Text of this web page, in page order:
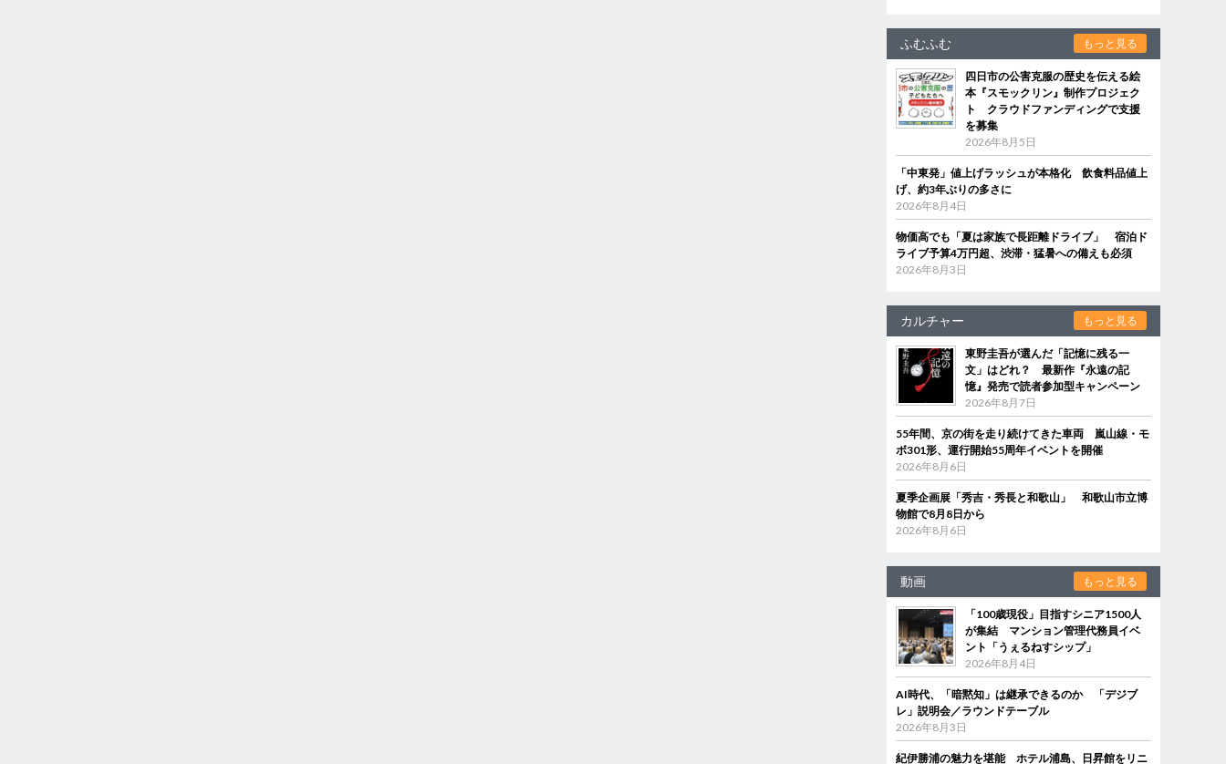
ふむふむ もっと見る
四日市の公害克服の歴史を伝える絵
本『スモックリン』制作プロジェク
ト クラウドファンディングで支援
を募集
2026年8月5日
「中東発」値上げラッシュが本格化 飲食料品値上
げ、約3年ぶりの多さに
2026年8月4日
物価高でも「夏は家族で長距離ドライブ」 宿泊ド
ライブ予算4万円超、渋滞・猛暑への備えも必須
2026年8月3日
カルチャー もっと見る
東野圭吾が選んだ「記憶に残る一
文」はどれ？ 最新作『永遠の記
憶』発売で読者参加型キャンペーン
2026年8月7日
55年間、京の街を走り続けてきた車両 嵐山線・モ
ボ301形、運行開始55周年イベントを開催
2026年8月6日
夏季企画展「秀吉・秀長と和歌山」 和歌山市立博
物館で8月8日から
2026年8月6日
動画 もっと見る
「100歳現役」目指すシニア1500人
が集結 マンション管理代務員イベ
ント「うぇるねすシップ」
2026年8月4日
AI時代、「暗黙知」は継承できるのか 「デジブ
レ」説明会／ラウンドテーブル
2026年8月3日
紀伊勝浦の魅力を堪能 ホテル浦島、日昇館をリニ